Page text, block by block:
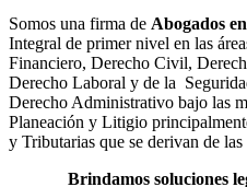
Somos una firma de Abogados
Integral de primer nivel en las
Financiero, Derecho Civil,
Derecho Laboral y de la
Derecho Administrativo bajo las
Planeación y Litigio
y Tributarias que se derivan de
Brindamos soluciones